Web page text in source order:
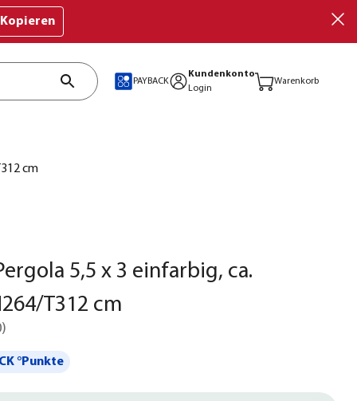
Kopieren
PAYBACK
Kundenkonto
Login
Warenkorb
cm
5,5 x 3 einfarbig, ca.
T312 cm
)
°Punkte